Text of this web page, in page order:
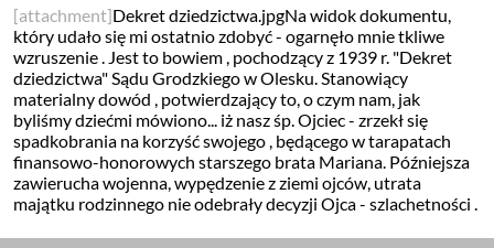
[attachment]Dekret dziedzictwa.jpgNa widok dokumentu,
który udało się mi ostatnio zdobyć - ogarnęło mnie tkliwe
wzruszenie . Jest to bowiem , pochodzący z 1939 r. "Dekret
dziedzictwa" Sądu Grodzkiego w Olesku. Stanowiący
materialny dowód , potwierdzający to, o czym nam, jak
byliśmy dziećmi mówiono... iż nasz śp. Ojciec - zrzekł się
spadkobrania na korzyść swojego , będącego w tarapatach
finansowo-honorowych starszego brata Mariana. Późniejsza
zawierucha wojenna, wypędzenie z ziemi ojców, utrata
majątku rodzinnego nie odebrały decyzji Ojca - szlachetności .